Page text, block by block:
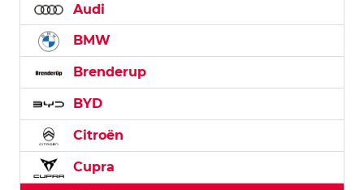
Audi
BMW
Brenderup
BYD
Citroën
Cupra